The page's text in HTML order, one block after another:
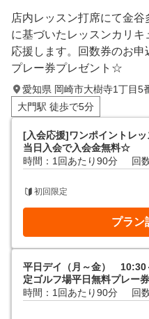
店内レッスン打席にて金
に基づいたレッスンカリ
応援します。回数券のお
プレー券プレゼント☆
愛知県 岡崎市大樹寺1丁目5
大門駅 徒歩で5分
[入会応援]ワンポイント
当日入会で入会金無料☆
時間：1回あたり90分
回
初回限定
プラン
平日デイ（月～金）
定ゴルフ場平日無料プレー券
時間：1回あたり90分
回